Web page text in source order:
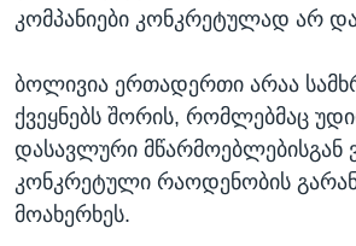
კომპანიები კონკრეტულად არ
ბოლივია ერთადერთი არაა
ქვეყნებს შორის, რომლებმაც
დასავლური მწარმოებლებისგან
კონკრეტული რაოდენობის
მოახერხეს.